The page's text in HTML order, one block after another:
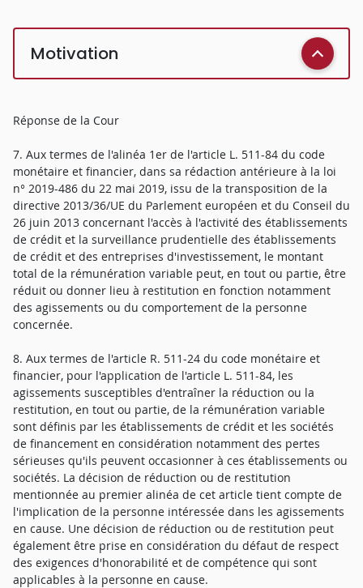
Motivation
Réponse de la Cour
7. Aux termes de l'alinéa 1er de l'article L. 511-84 du code
monétaire et financier, dans sa rédaction antérieure à la loi
n° 2019-486 du 22 mai 2019, issu de la transposition de la
directive 2013/36/UE du Parlement européen et du Conseil du
26 juin 2013 concernant l'accès à l'activité des établissements
de crédit et la surveillance prudentielle des établissements
de crédit et des entreprises d'investissement, le montant
total de la rémunération variable peut, en tout ou partie, être
réduit ou donner lieu à restitution en fonction notamment
des agissements ou du comportement de la personne
concernée.
8. Aux termes de l'article R. 511-24 du code monétaire et
financier, pour l'application de l'article L. 511-84, les
agissements susceptibles d'entraîner la réduction ou la
restitution, en tout ou partie, de la rémunération variable
sont définis par les établissements de crédit et les sociétés
de financement en considération notamment des pertes
sérieuses qu'ils peuvent occasionner à ces établissements ou
sociétés. La décision de réduction ou de restitution
mentionnée au premier alinéa de cet article tient compte de
l'implication de la personne intéressée dans les agissements
en cause. Une décision de réduction ou de restitution peut
également être prise en considération du défaut de respect
des exigences d'honorabilité et de compétence qui sont
applicables à la personne en cause.